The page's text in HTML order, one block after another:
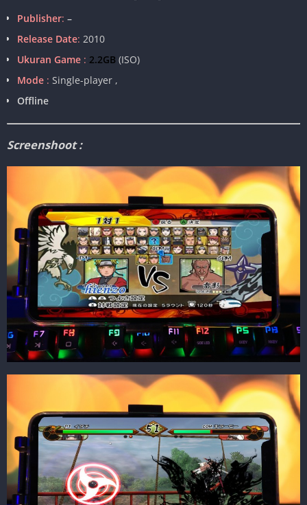
Publisher: –
Release Date: 2010
Ukuran Game : 2.2GB (ISO)
Mode : Single-player ,
Offline
Screenshoot :